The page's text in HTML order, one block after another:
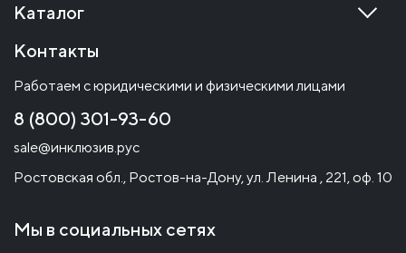
Каталог
Контакты
Работаем с юридическими и физическими лицами
8 (800) 301-93-60
sale@инклюзив.рус
Ростовская обл., Ростов-на-Дону, ул. Ленина , 221, оф. 10
Мы в социальных сетях